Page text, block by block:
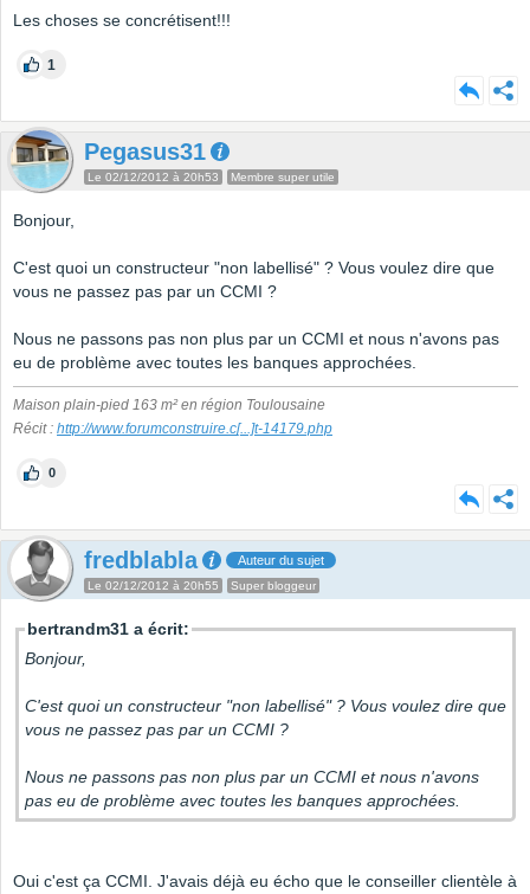
Les choses se concrétisent!!!
1
Pegasus31
Le 02/12/2012 à 20h53 Membre super utile
Bonjour,
C'est quoi un constructeur "non labellisé" ? Vous voulez dire que
vous ne passez pas par un CCMI ?
Nous ne passons pas non plus par un CCMI et nous n'avons pas
eu de problème avec toutes les banques approchées.
Maison plain-pied 163 m² en région Toulousaine
Récit : http://www.forumconstruire.c[...]t-14179.php
0
fredblabla Auteur du sujet
Le 02/12/2012 à 20h55 Super bloggeur
bertrandm31 a écrit:
Bonjour,
C'est quoi un constructeur "non labellisé" ? Vous voulez dire que
vous ne passez pas par un CCMI ?
Nous ne passons pas non plus par un CCMI et nous n'avons
pas eu de problème avec toutes les banques approchées.
Oui c'est ça CCMI. J'avais déjà eu écho que le conseiller clientèle à